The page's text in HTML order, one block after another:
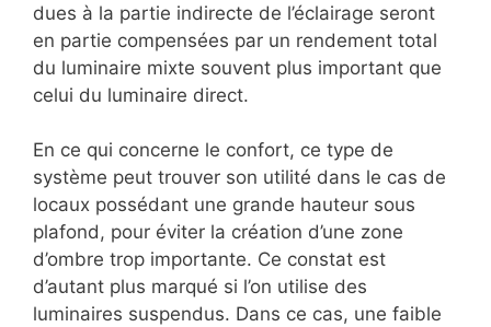
dues à la partie indirecte de l’éclairage seront
en partie compensées par un rendement total
du luminaire mixte souvent plus important que
celui du luminaire direct.
En ce qui concerne le confort, ce type de
système peut trouver son utilité dans le cas de
locaux possédant une grande hauteur sous
plafond, pour éviter la création d’une zone
d’ombre trop importante. Ce constat est
d’autant plus marqué si l’on utilise des
luminaires suspendus. Dans ce cas, une faible